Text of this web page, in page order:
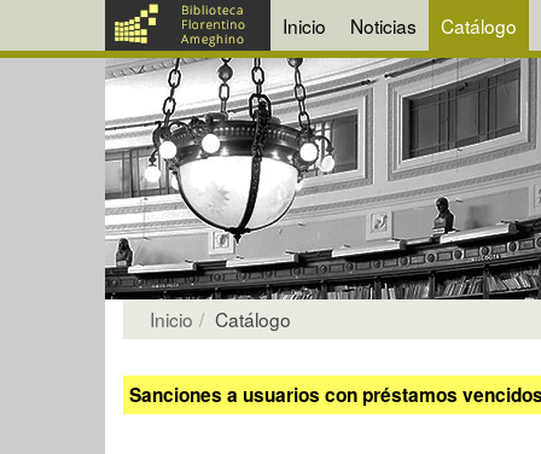
Inicio Noticias Catálogo
Inicio Catálogo
Sanciones a usuarios con préstamos